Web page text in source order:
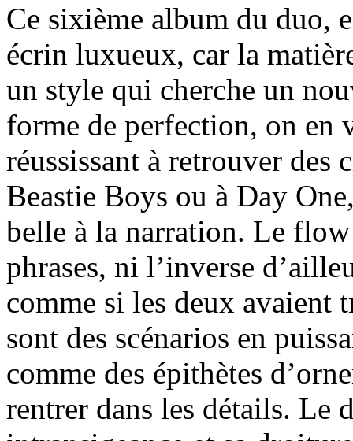
Ce sixième album du duo,
écrin luxueux, car la
un style qui cherche un
forme de perfection, on en
réussissant à retrouver
Beastie Boys ou à Day
belle à la narration. Le flow
phrases, ni l’inverse
comme si les deux avaient
sont des scénarios en
comme des épithètes
rentrer dans les détails. Le